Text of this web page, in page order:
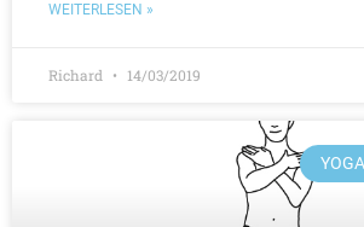
WEITERLESEN »
Richard 14/03/2019